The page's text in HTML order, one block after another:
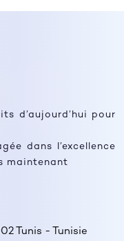
d’aujourd’hui pour
dans l’excellence
maintenant
Tunis - Tunisie